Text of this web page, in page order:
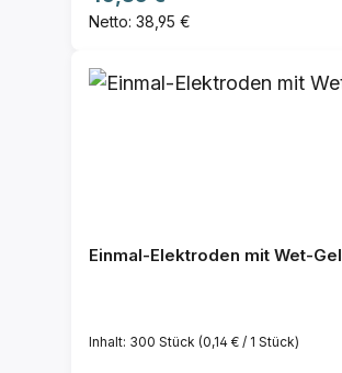
Netto: 38,95 €
Einmal-Elektroden mit Wet-Gel
Inhalt: 300 Stück (0,14 € / 1 Stück)